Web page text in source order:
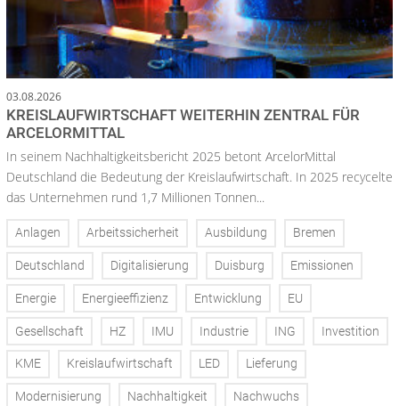
03.08.2026
KREISLAUFWIRTSCHAFT WEITERHIN ZENTRAL FÜR
ARCELORMITTAL
In seinem Nachhaltigkeitsbericht 2025 betont ArcelorMittal
Deutschland die Bedeutung der Kreislaufwirtschaft. In 2025 recycelte
das Unternehmen rund 1,7 Millionen Tonnen...
Anlagen Arbeitssicherheit Ausbildung Bremen
Deutschland Digitalisierung Duisburg Emissionen
Energie Energieeffizienz Entwicklung EU
Gesellschaft HZ IMU Industrie ING Investition
KME Kreislaufwirtschaft LED Lieferung
Modernisierung Nachhaltigkeit Nachwuchs